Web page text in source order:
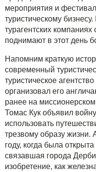
мероприятия и
туристическому
турагентских компаниях
поднимают в этот день
Напомним краткую
современный
туристическое
организовал его
ранее на
Томас Кук объявил
использовать
трезвому образу жизни.
году, когда была
связавшая города
изобретение, как